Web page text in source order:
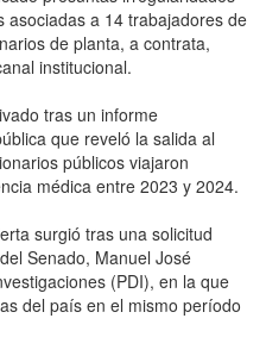
asociadas a 14 trabajadores de
de planta, a contrata,
institucional.
tras un informe
que reveló la salida al
públicos viajaron
médica entre 2023 y 2024.
surgió tras una solicitud
Senado, Manuel José
(PDI), en la que
del país en el mismo período